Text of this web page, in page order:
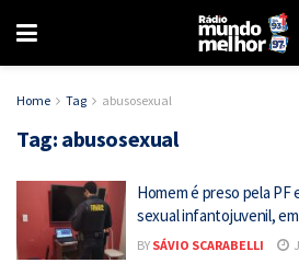
Home Tag abusosexual
Tag: abusosexual
Homem é preso pela
sexual infantojuvenil,
BY SÁVIO SCARABELLI